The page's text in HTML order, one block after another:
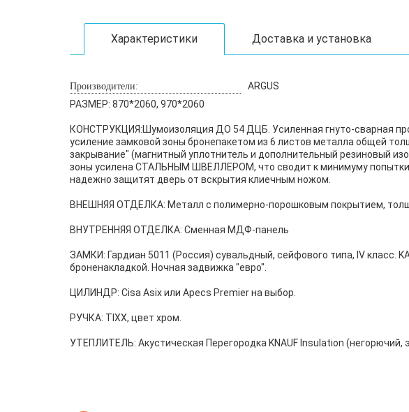
Характеристики Доставка и установка
Производители:
ARGUS
РАЗМЕР: 870*2060, 970*2060
КОНСТРУКЦИЯ:Шумоизоляция ДО 54 ДЦБ. Усиленная гнуто-сварная
усиление замковой зоны бронепакетом из 6 листов металла общей
закрывание" (магнитный уплотнитель и дополнительный резиновый
зоны усилена СТАЛЬНЫМ ШВЕЛЛЕРОМ, что сводит к минимуму
надежно защитят дверь от вскрытия клиечным ножом.
ВНЕШНЯЯ ОТДЕЛКА: Металл с полимерно-порошковым покрытием,
ВНУТРЕННЯЯ ОТДЕЛКА: Сменная МДФ-панель
ЗАМКИ: Гардиан 5011 (Россия) сувальдный, сейфового типа, IV класс.
броненакладкой. Ночная задвижка "евро".
ЦИЛИНДР: Cisa Asix или Apecs Premier на выбор.
РУЧКА: TIXX, цвет хром.
УТЕПЛИТЕЛЬ: Акустическая Перегородка KNAUF Insulation (негорючий,